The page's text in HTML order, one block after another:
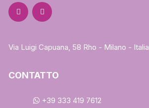
Via Luigi Capuana, 58 Rho - Milano - Italia
CONTATTO
+39 333 419 7612